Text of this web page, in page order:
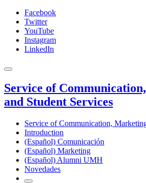
Facebook
Twitter
YouTube
Instagram
LinkedIn
Service of
and Student Services
Service of Communication,
Introduction
(Español) Comunicación
(Español) Marketing
(Español) Alumni UMH
Novedades